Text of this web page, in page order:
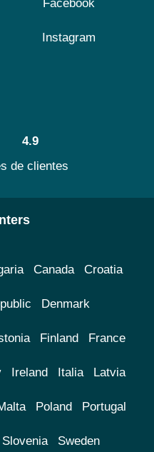
Facebook
Instagram
4.9
de clientes
Canada Croatia
Denmark
Finland France
Ireland Italia Latvia
Poland Portugal
Slovenia Sweden